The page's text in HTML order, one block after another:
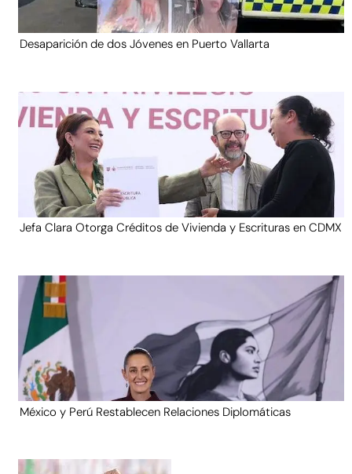
Desaparición de dos Jóvenes en Puerto Vallarta
Jefa Clara Otorga Créditos de Vivienda y Escrituras en CDMX
México y Perú Restablecen Relaciones Diplomáticas